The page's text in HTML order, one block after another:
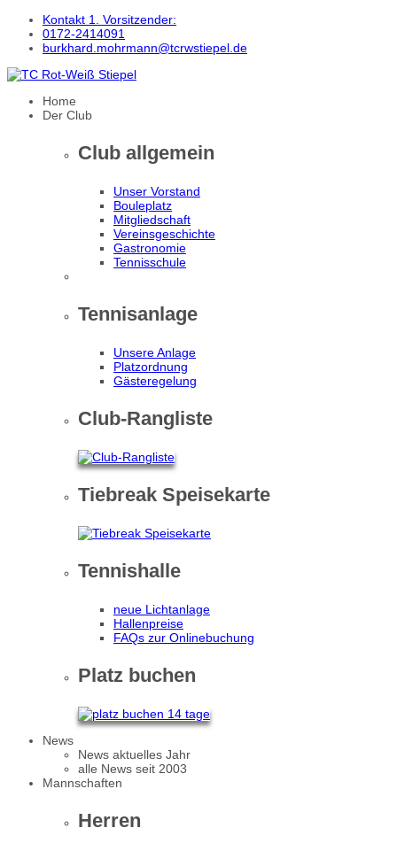
Kontakt 1. Vorsitzender:
0172-2414091
burkhard.mohrmann@tcrwstiepel.de
Home
Der Club
Club allgemein
Unser Vorstand
Bouleplatz
Mitgliedschaft
Vereinsgeschichte
Gastronomie
Tennisschule
Tennisanlage
Unsere Anlage
Platzordnung
Gästeregelung
Club-Rangliste
Tiebreak Speisekarte
Tennishalle
neue Lichtanlage
Hallenpreise
FAQs zur Onlinebuchung
Platz buchen
News
News aktuelles Jahr
alle News seit 2003
Mannschaften
Herren